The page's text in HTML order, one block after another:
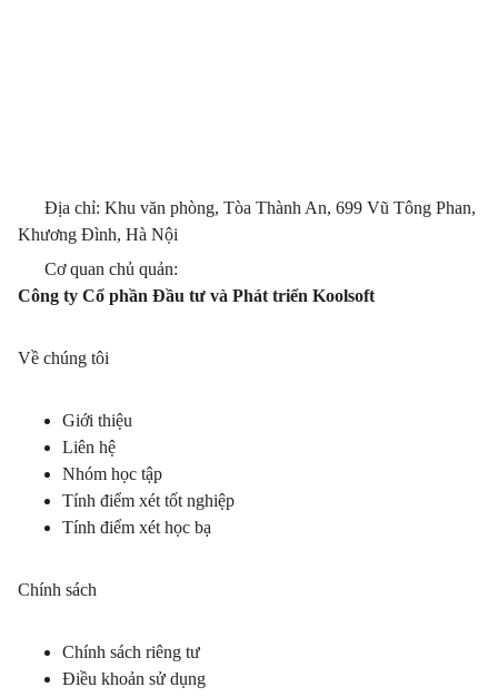
Địa chỉ: Khu văn phòng, Tòa Thành An, 699 Vũ Tông Phan,
Khương Đình, Hà Nội
Cơ quan chủ quản:
Công ty Cổ phần Đầu tư và Phát triển Koolsoft
Về chúng tôi
Giới thiệu
Liên hệ
Nhóm học tập
Tính điểm xét tốt nghiệp
Tính điểm xét học bạ
Chính sách
Chính sách riêng tư
Điều khoản sử dụng